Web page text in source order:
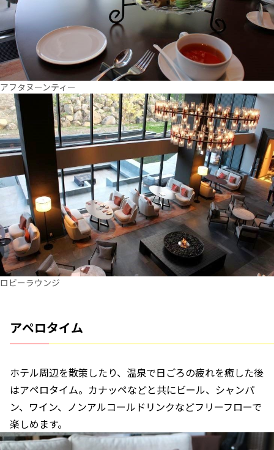
アフタヌーンティー
ロビーラウンジ
アペロタイム
ホテル周辺を散策したり、温泉で日ごろの疲れを癒した後
はアペロタイム。カナッペなどと共にビール、シャンパ
ン、ワイン、ノンアルコールドリンクなどフリーフローで
楽しめます。